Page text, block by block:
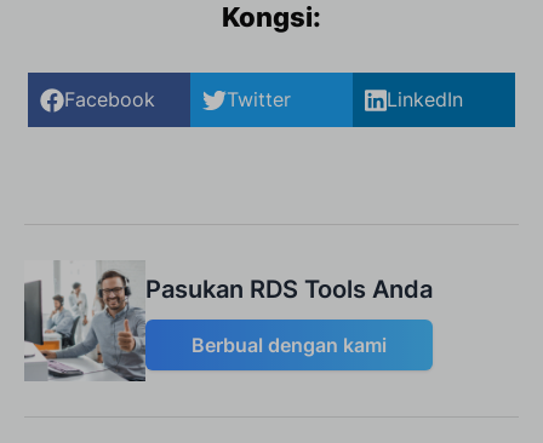
Kongsi:
Facebook Twitter LinkedIn
Pasukan RDS Tools Anda
Berbual dengan kami